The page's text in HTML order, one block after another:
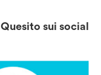
Quesito sui social